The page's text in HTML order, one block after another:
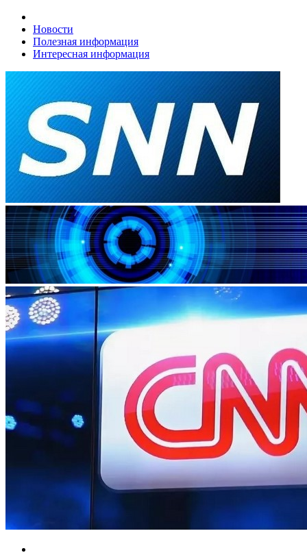
Новости
Полезная информация
Интересная информация